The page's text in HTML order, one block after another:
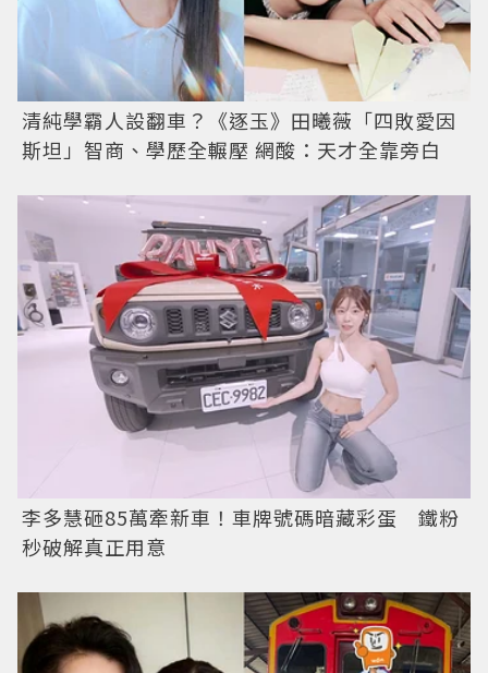
清純學霸人設翻車？《逐玉》田曦薇「四敗愛因
斯坦」智商、學歷全輾壓 網酸：天才全靠旁白
李多慧砸85萬牽新車！車牌號碼暗藏彩蛋 鐵粉
秒破解真正用意